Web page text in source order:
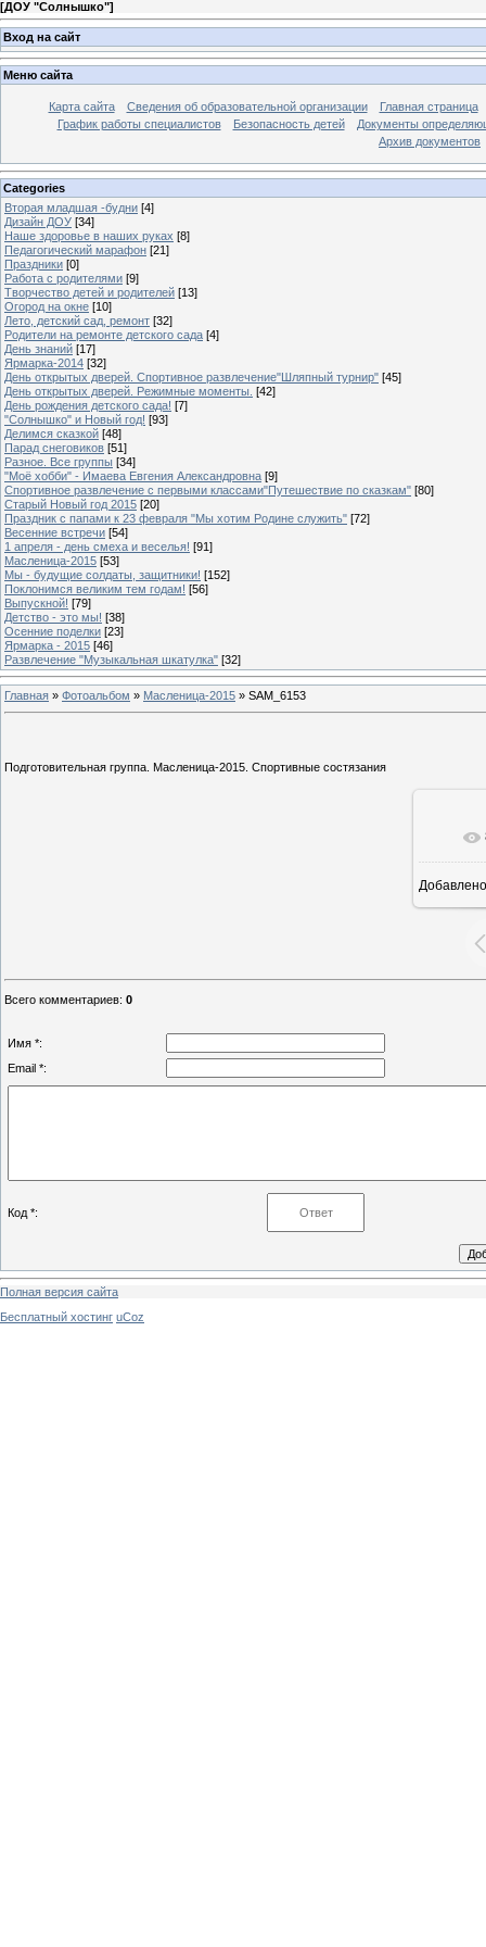
[ДОУ "Солнышко"]
Вход на сайт
Меню сайта
Карта сайта Сведения об образовательной организации
Главная страница
График работы специалистов
Безопасность детей
Документы
Архив документов
Categories
Вторая младшая -будни [4]
Дизайн ДОУ [34]
Наше здоровье в наших руках [8]
Педагогический марафон [21]
Праздники [0]
Работа с родителями [9]
Творчество детей и родителей [13]
Огород на окне [10]
Лето, детский сад, ремонт [32]
Родители на ремонте детского сада [4]
День знаний [17]
Ярмарка-2014 [32]
День открытых дверей. Спортивное развлечение"Шляпный турнир" [45]
День открытых дверей. Режимные моменты. [42]
День рождения детского сада! [7]
"Солнышко" и Новый год! [93]
Делимся сказкой [48]
Парад снеговиков [51]
Разное. Все группы [34]
"Моё хобби" - Имаева Евгения Александровна [9]
Спортивное развлечение с первыми классами"Путешествие по сказкам" [80]
Старый Новый год 2015 [20]
Праздник с папами к 23 февраля "Мы хотим Родине служить" [72]
Весенние встречи [54]
1 апреля - день смеха и веселья! [91]
Масленица-2015 [53]
Мы - будущие солдаты, защитники! [152]
Поклонимся великим тем годам! [56]
Выпускной! [79]
Детство - это мы! [38]
Осенние поделки [23]
Ярмарка - 2015 [46]
Развлечение "Музыкальная шкатулка" [32]
Главная » Фотоальбом » Масленица-2015 » SAM_6153
Подготовительная группа. Масленица-2015. Спортивные состязания
Добавлено
Всего комментариев: 0
Имя *:
Email *:
Код *:
Полная версия сайта
Бесплатный хостинг uCoz